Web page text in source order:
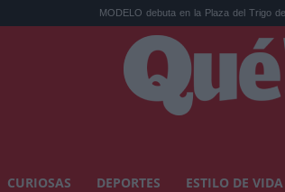
MODELO debuta en la Plaza del Trigo de Sonorama Ri...
CURIOSAS DEPORTES ESTILO DE VIDA